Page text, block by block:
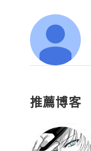
推薦博客